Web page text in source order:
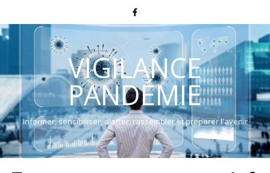
VIGILANCE
PANDÉMIE
Informer, sensibiliser, alerter, rassembler et préparer l'avenir